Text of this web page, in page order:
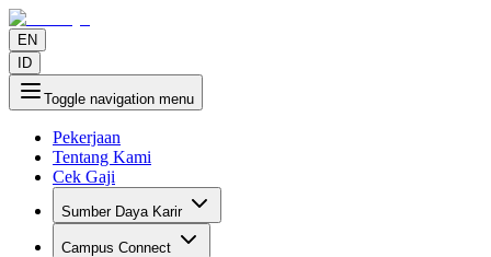
EN
ID
Toggle navigation menu
Pekerjaan
Tentang Kami
Cek Gaji
Sumber Daya Karir
Campus Connect